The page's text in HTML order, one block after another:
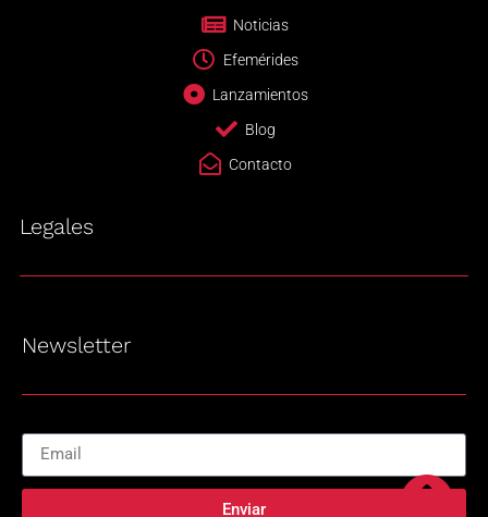
Noticias
Efemérides
Lanzamientos
Blog
Contacto
Legales
Newsletter
Enviar